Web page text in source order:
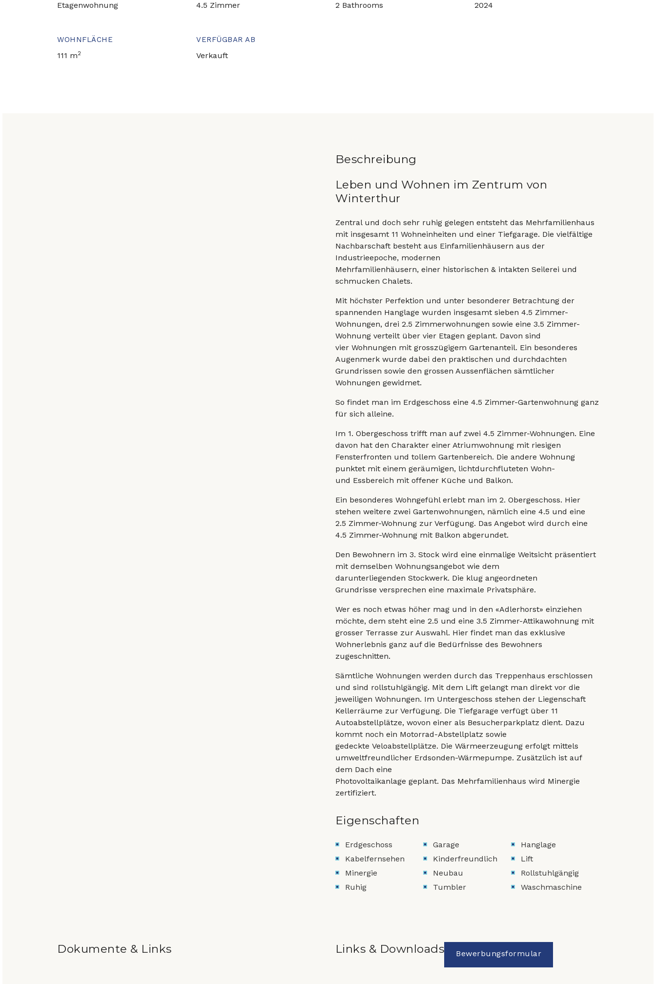
Etagenwohnung 4.5 Zimmer 2 Bathrooms 2024
WOHNFLÄCHE
111 m2
VERFÜGBAR AB
Verkauft
Beschreibung
Leben und Wohnen im Zentrum von
Winterthur
Zentral und doch sehr ruhig gelegen entsteht das Mehrfamilienhaus
mit insgesamt 11 Wohneinheiten und einer Tiefgarage. Die vielfältige
Nachbarschaft besteht aus Einfamilienhäusern aus der
Industrieepoche, modernen
Mehrfamilienhäusern, einer historischen & intakten Seilerei und
schmucken Chalets.
Mit höchster Perfektion und unter besonderer Betrachtung der
spannenden Hanglage wurden insgesamt sieben 4.5 Zimmer-
Wohnungen, drei 2.5 Zimmerwohnungen sowie eine 3.5 Zimmer-
Wohnung verteilt über vier Etagen geplant. Davon sind
vier Wohnungen mit grosszügigem Gartenanteil. Ein besonderes
Augenmerk wurde dabei den praktischen und durchdachten
Grundrissen sowie den grossen Aussenflächen sämtlicher
Wohnungen gewidmet.
So findet man im Erdgeschoss eine 4.5 Zimmer-Gartenwohnung ganz
für sich alleine.
Im 1. Obergeschoss trifft man auf zwei 4.5 Zimmer-Wohnungen. Eine
davon hat den Charakter einer Atriumwohnung mit riesigen
Fensterfronten und tollem Gartenbereich. Die andere Wohnung
punktet mit einem geräumigen, lichtdurchfluteten Wohn-
und Essbereich mit offener Küche und Balkon.
Ein besonderes Wohngefühl erlebt man im 2. Obergeschoss. Hier
stehen weitere zwei Gartenwohnungen, nämlich eine 4.5 und eine
2.5 Zimmer-Wohnung zur Verfügung. Das Angebot wird durch eine
4.5 Zimmer-Wohnung mit Balkon abgerundet.
Den Bewohnern im 3. Stock wird eine einmalige Weitsicht präsentiert
mit demselben Wohnungsangebot wie dem
darunterliegenden Stockwerk. Die klug angeordneten
Grundrisse versprechen eine maximale Privatsphäre.
Wer es noch etwas höher mag und in den «Adlerhorst» einziehen
möchte, dem steht eine 2.5 und eine 3.5 Zimmer-Attikawohnung mit
grosser Terrasse zur Auswahl. Hier findet man das exklusive
Wohnerlebnis ganz auf die Bedürfnisse des Bewohners
zugeschnitten.
Sämtliche Wohnungen werden durch das Treppenhaus erschlossen
und sind rollstuhlgängig. Mit dem Lift gelangt man direkt vor die
jeweiligen Wohnungen. Im Untergeschoss stehen der Liegenschaft
Kellerräume zur Verfügung. Die Tiefgarage verfügt über 11
Autoabstellplätze, wovon einer als Besucherparkplatz dient. Dazu
kommt noch ein Motorrad-Abstellplatz sowie
gedeckte Veloabstellplätze. Die Wärmeerzeugung erfolgt mittels
umweltfreundlicher Erdsonden-Wärmepumpe. Zusätzlich ist auf
dem Dach eine
Photovoltaikanlage geplant. Das Mehrfamilienhaus wird Minergie
zertifiziert.
Eigenschaften
Erdgeschoss Garage
Hanglage
Kabelfernsehen
Kinderfreundlich
Lift
Minergie
Neubau
Rollstuhlgängig
Ruhig
Tumbler Waschmaschine
Dokumente & Links Links & Downloads Bewerbungsformular